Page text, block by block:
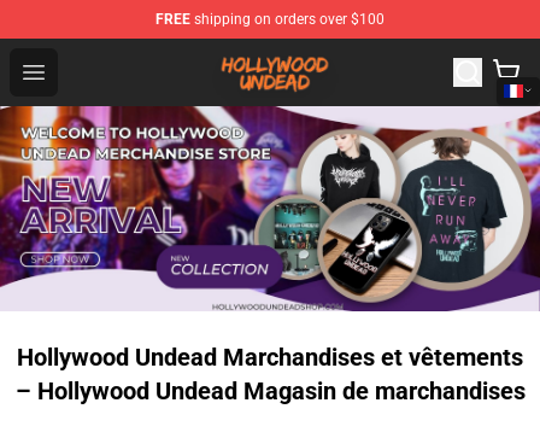
FREE shipping on orders over $100
Open menu
Hollywood Undead Shop - Official Hollywood Undead
Hollywood Undead Marchandises et vêtements
– Hollywood Undead Magasin de marchandises